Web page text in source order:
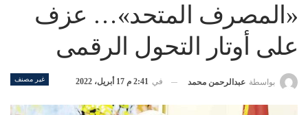
«المصرف المتحد»… عزف
على أوتار التحول الرقمى
غير مصنف بواسطة عبدالرحمن محمد في 2:41 م 17 أبريل، 2022